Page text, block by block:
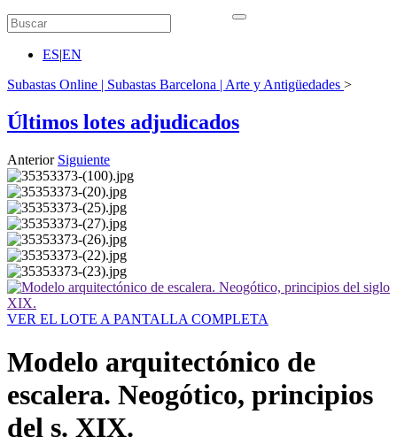
ES|EN
Subastas Online | Subastas Barcelona | Arte y Antigüedades >
Últimos lotes adjudicados
Anterior Siguiente
VER EL LOTE A PANTALLA COMPLETA
Modelo arquitectónico de
escalera. Neogótico, principios
del s. XIX.